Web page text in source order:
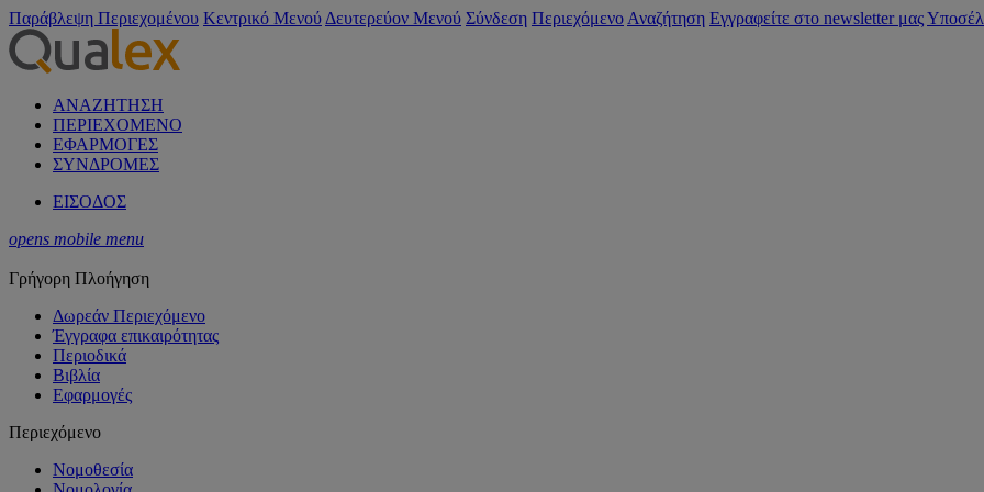
Παράβλεψη Περιεχομένου Κεντρικό Μενού Δευτερεύον Μενού Σύνδεση Περιεχόμενο Αναζήτηση Εγγραφείτε στο newsletter μας
ΑΝΑΖΗΤΗΣΗ
ΠΕΡΙΕΧΟΜΕΝΟ
ΕΦΑΡΜΟΓΕΣ
ΣΥΝΔΡΟΜΕΣ
ΕΙΣΟΔΟΣ
opens mobile menu
Γρήγορη Πλοήγηση
Δωρεάν Περιεχόμενο
Έγγραφα επικαιρότητας
Περιοδικά
Βιβλία
Εφαρμογές
Περιεχόμενο
Νομοθεσία